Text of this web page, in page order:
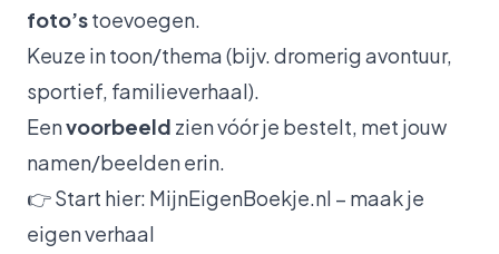
foto’stoevoegen.
Keuze in toon/thema (bijv. dromerig avontuur,
sportief, familieverhaal).
Eenvoorbeeld zien vóór je bestelt, met jouw
namen/beelden erin.
👉 Start hier: MijnEigenBoekje.nl – maak je
eigen verhaal